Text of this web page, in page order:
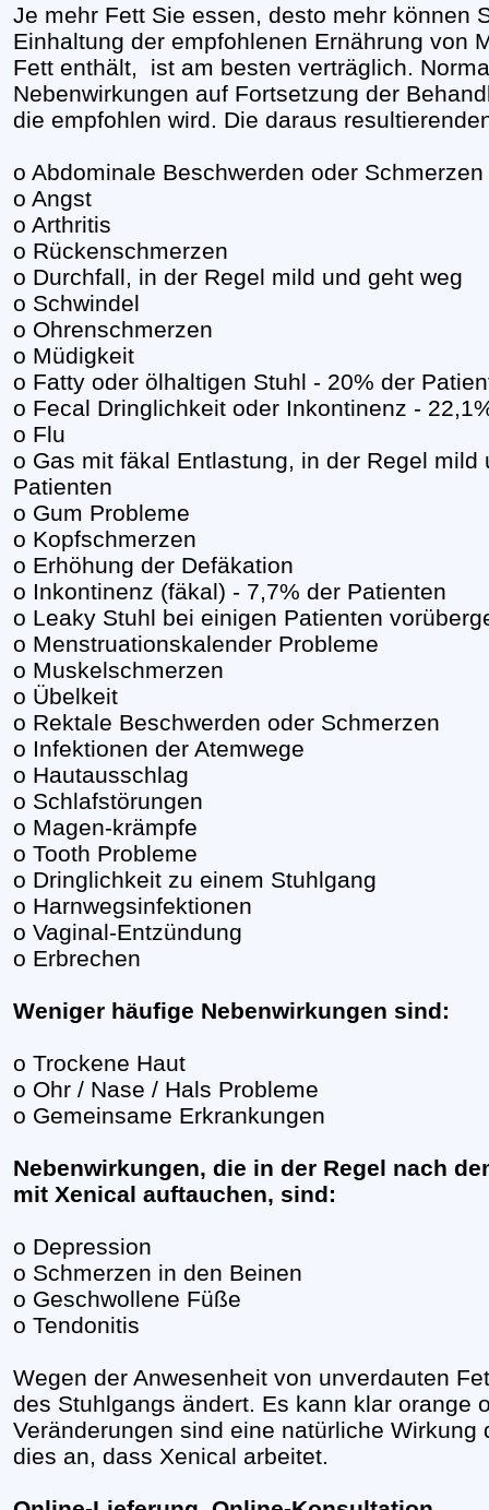
Je mehr Fett Sie essen, desto mehr können
Einhaltung der empfohlenen Ernährung von
Fett enthält,
ist am besten verträglich.
Nebenwirkungen auf Fortsetzung der
die empfohlen wird. Die daraus
o Abdominale Beschwerden oder Schmerzen
o Angst
o Arthritis
o Rückenschmerzen
o Durchfall, in der Regel mild und geht weg
o Schwindel
o Ohrenschmerzen
o Müdigkeit
o Fatty oder ölhaltigen Stuhl - 20% der
o Fecal Dringlichkeit oder Inkontinenz -
o Flu
o Gas mit fäkal Entlastung, in der Regel mild
Patienten
o Gum Probleme
o Kopfschmerzen
o Erhöhung der Defäkation
o Inkontinenz (fäkal) - 7,7% der Patienten
o Leaky Stuhl bei einigen Patienten
o Menstruationskalender Probleme
o Muskelschmerzen
o Übelkeit
o Rektale Beschwerden oder Schmerzen
o Infektionen der Atemwege
o Hautausschlag
o Schlafstörungen
o Magen-krämpfe
o Tooth Probleme
o Dringlichkeit zu einem Stuhlgang
o Harnwegsinfektionen
o Vaginal-Entzündung
o Erbrechen
Weniger häufige Nebenwirkungen sind:
o Trockene Haut
o Ohr / Nase / Hals Probleme
o Gemeinsame Erkrankungen
Nebenwirkungen, die in der Regel nach
mit Xenical auftauchen, sind:
o Depression
o Schmerzen in den Beinen
o Geschwollene Füße
o Tendonitis
Wegen der Anwesenheit von unverdauten
des Stuhlgangs ändert. Es kann klar orange
Veränderungen sind eine natürliche
dies an, dass Xenical arbeitet.